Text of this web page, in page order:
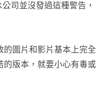
司並沒發過這種警告，
圖片和影片基本上完全
的版本，就要小心有毒或